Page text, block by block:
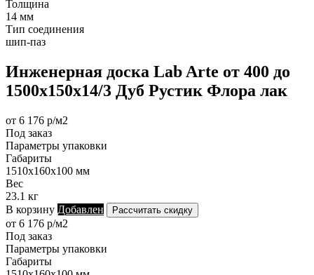
Толщина
14 мм
Тип соединения
шип-паз
Инженерная доска Lab Arte от 400 до
1500х150х14/3 Дуб Рустик Флора лак
от 6 176 р/м2
Под заказ
Параметры упаковки
Габариты
1510х160х100 мм
Вес
23.1 кг
В корзину Добавлен Рассчитать скидку
от 6 176 р/м2
Под заказ
Параметры упаковки
Габариты